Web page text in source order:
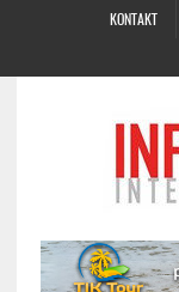
KONTAKT